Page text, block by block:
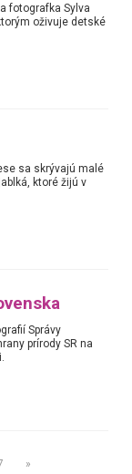
fotografka Sylva
oživuje detské
sa skrývajú malé
ktoré žijú v
Správy
prírody SR na
»